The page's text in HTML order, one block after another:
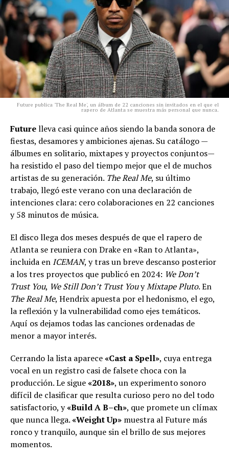
Future publica 'The Real Me', un álbum de 22 canciones sin invitados en el que el
rapero de Atlanta se muestra más personal que nunca.
Futurelleva casi quince años siendo la banda sonora de
fiestas, desamores y ambiciones ajenas. Su catálogo —
álbumes en solitario, mixtapes y proyectos conjuntos—
ha resistido el paso del tiempo mejor que el de muchos
artistas de su generación. The Real Me, su último
trabajo, llegó este verano con una declaración de
intenciones clara: cero colaboraciones en 22 canciones
y 58 minutos de música.
El disco llega dos meses después de que el rapero de
Atlanta se reuniera con Drake en «Ran to Atlanta»,
incluida en ICEMAN, y tras un breve descanso posterior
a los tres proyectos que publicó en 2024: We Don’t
Trust You, We Still Don’t Trust YouyMixtape Pluto. En
The Real Me, Hendrix apuesta por el hedonismo, el ego,
la reflexión y la vulnerabilidad como ejes temáticos.
Aquí os dejamos todas las canciones ordenadas de
menor a mayor interés.
Cerrando la lista aparece«Cast a Spell», cuya entrega
vocal en un registro casi de falsete choca con la
producción. Le sigue«2018», un experimento sonoro
difícil de clasificar que resulta curioso pero no del todo
satisfactorio, y«Build A B–ch», que promete un clímax
que nunca llega.«Weight Up» muestra al Future más
ronco y tranquilo, aunque sin el brillo de sus mejores
momentos.